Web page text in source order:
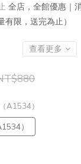
全店，全館優惠｜
限，送完為止）
查看更多
A1534）
）